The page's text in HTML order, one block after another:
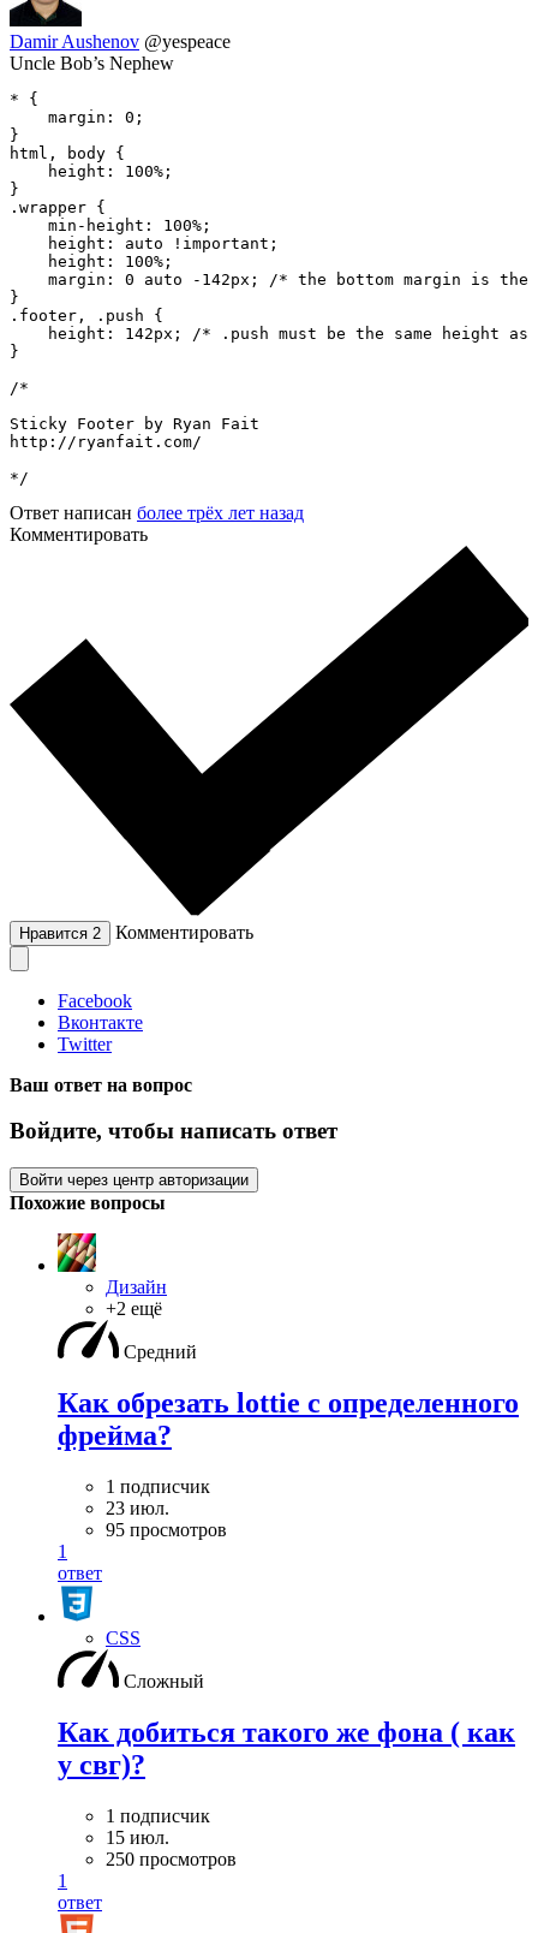
Damir Aushenov @yespeace
Uncle Bob’s Nephew
* {
    margin: 0;
}
html, body {
    height: 100%;
}
.wrapper {
    min-height: 100%;
    height: auto !important;
    height: 100%;
margin: 0 auto -142px; /* the bottom margin is
}
.footer, .push {
height: 142px; /* .push must be the same height as
}
/*
Sticky Footer by Ryan Fait
http://ryanfait.com/
*/
Ответ написан более трёх лет назад
Комментировать
Нравится 2 Комментировать
Facebook
Вконтакте
Twitter
Ваш ответ на вопрос
Войдите, чтобы написать ответ
Войти через центр авторизации
Похожие вопросы
Дизайн
+2 ещё
Средний
Как обрезать lottie с определенного
фрейма?
1 подписчик
23 июл.
95 просмотров
1
ответ
CSS
Сложный
Как добиться такого же фона ( как
у свг)?
1 подписчик
15 июл.
250 просмотров
1
ответ